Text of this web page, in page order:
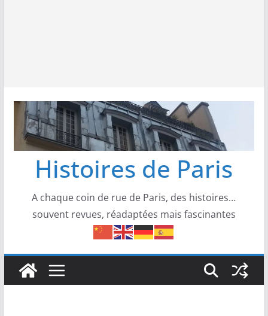
Histoires de Paris
A chaque coin de rue de Paris, des histoires…
souvent revues, réadaptées mais fascinantes